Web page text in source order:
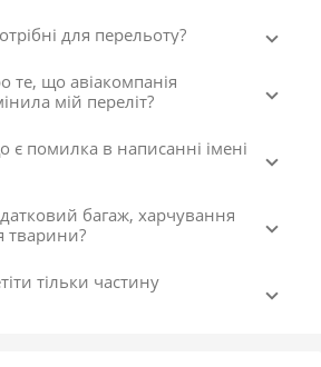
для перельоту?
те, що авіакомпанія
мій переліт?
помилка в написанні імені
багаж, харчування
тварини?
тільки частину